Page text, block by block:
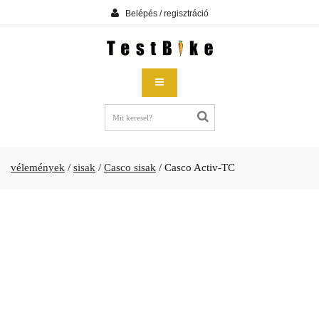
Belépés / regisztráció
vélemények / sisak / Casco sisak / Casco Activ-TC